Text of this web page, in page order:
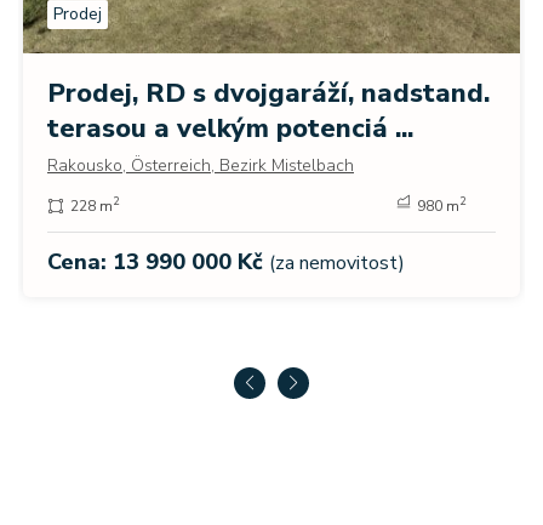
Prodej
Prodej, RD s dvojgaráží, nadstand.
terasou a velkým potenciá ...
Rakousko, Österreich, Bezirk Mistelbach
228 m2 980 m2
Cena: 13 990 000 Kč (za nemovitost)